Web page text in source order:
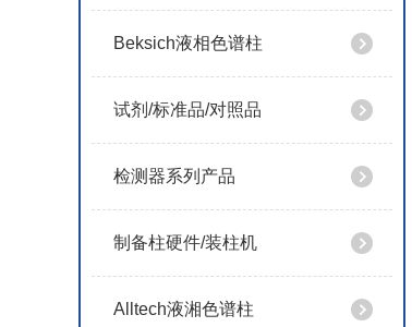
Beksich液相色谱柱
试剂/标准品/对照品
检测器系列产品
制备柱硬件/装柱机
Alltech液湘色谱柱